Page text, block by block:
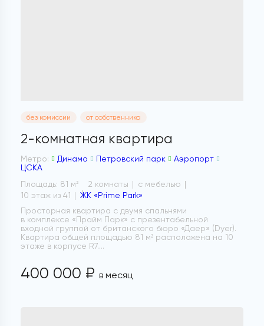
без комиссии от собственника
2-комнатная квартира
Метро: Динамо Петровский парк
Аэропорт
ЦСКА
Площадь: 81 м 2 2 комнаты
с мебелью
10 этаж из 41
ЖК «Prime Park»
Просторная квартира с двумя спальнями
в комплексе «Прайм Парк» с презентабельной
входной группой от британского бюро «Даер» (Dyer).
Квартира общей площадью 81 м² расположена на 10
этаже в корпусе R7....
400 000 ₽ в месяц